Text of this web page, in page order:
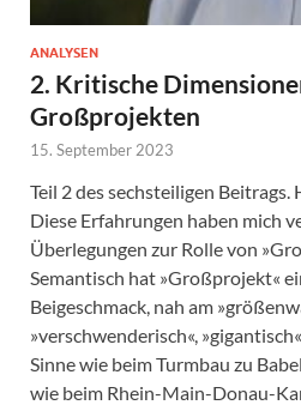
ANALYSEN
2. Kritische
Großprojekten
15. September 2023
Teil 2 des sechsteiligen Beitrags.
Diese Erfahrungen haben mich
Überlegungen zur Rolle von
Semantisch hat »Großprojekt«
Beigeschmack, nah am
»verschwenderisch«,
Sinne wie beim Turmbau zu
wie beim Rhein-Main-Donau-